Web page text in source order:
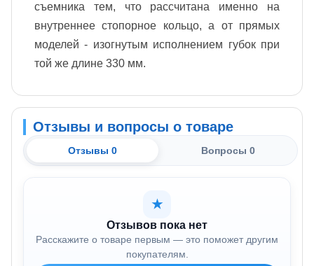
съемника тем, что рассчитана именно на
внутреннее стопорное кольцо, а от прямых
моделей - изогнутым исполнением губок при
той же длине 330 мм.
Отзывы и вопросы о товаре
Отзывы 0 Вопросы 0
★
Отзывов пока нет
Расскажите о товаре первым — это поможет другим
покупателям.